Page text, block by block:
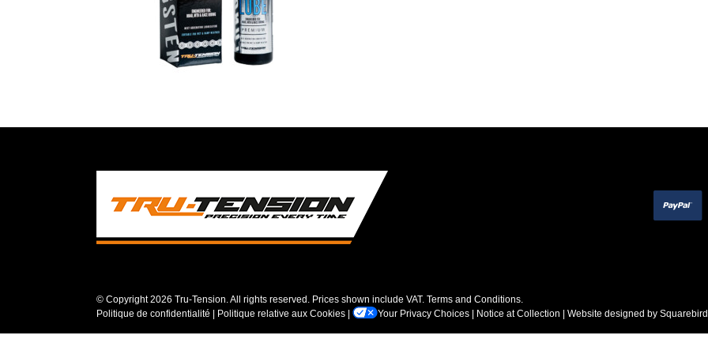
© Copyright2026 Tru-Tension. All rights reserved. Prices shown include VAT. Terms and Conditions.
Politique de confidentialité
Politique relative aux Cookies Your Privacy Choices Notice at Collection | Website designed by Squarebird